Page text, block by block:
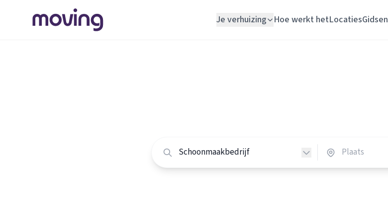
Je verhuizing
Loodgieter
Slotenmaker
Hoe werkt hetLocatiesGidsen